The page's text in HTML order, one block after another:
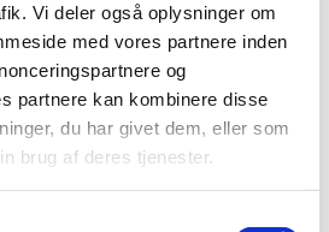
Vi deler også oplysninger om
med vores partnere inden
og
partnere kan kombinere disse
du har givet dem, eller som
brug af deres tjenester.
(ICDK) Tel Avivs seneste
selskabers
deres
i Israel. Rapporten fokuserer på
som bærer en stor del af
med at tiltrække
Dette inkluderer et overblik
regering arbejder med at